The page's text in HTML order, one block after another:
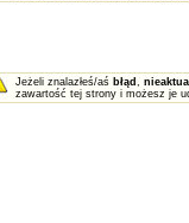
Jeżeli znalazłeś/aś błąd ,
zawartość tej strony i możesz je